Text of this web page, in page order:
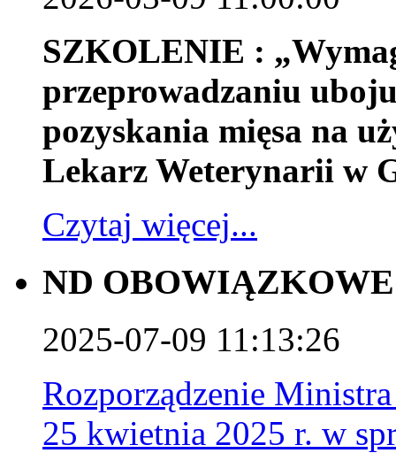
SZKOLENIE :
przeprowadzaniu
pozyskania mięsa na
Lekarz Weterynarii w
Czytaj więcej...
ND
2025-07-09 11:13:26
Rozporządzenie
25 kwietnia 2025 r. w